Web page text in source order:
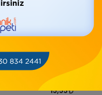
*Siyah Tapa (Dış
Vidalı)
15,55